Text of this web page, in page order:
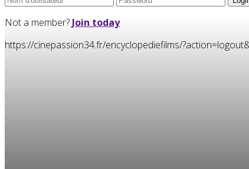
Not a member? Join today
https://cinepassion34.fr/encyclopediefilms/